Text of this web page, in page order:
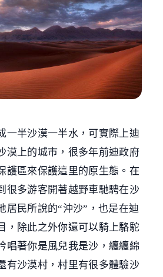
一半沙漠一半水，可實際上迪
漠上的城市，很多年前迪政府
護區來保護這里的原生態。在
很多游客開著越野車馳騁在沙
居民所說的“沖沙”，也是在迪
，除此之外你還可以騎上駱駝
唱著你是風兒我是沙，纏纏綿
有沙漠村，村里有很多體驗沙